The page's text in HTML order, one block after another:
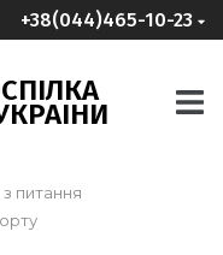
+38(044)465-10-23
питання